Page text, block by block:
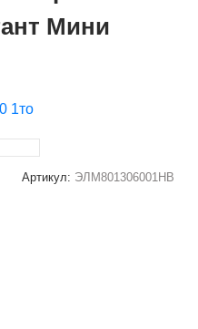
Мини
Артикул: ЭЛМ801306001НВ